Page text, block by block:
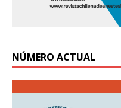
NÚMERO ACTUAL